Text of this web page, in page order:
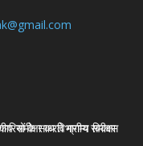
के साथ विभागीय समीक्षा